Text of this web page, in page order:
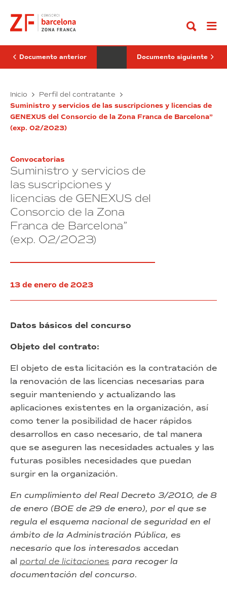
contenido
selección
de
personal
la
cobertura
de
empleo
público
en
el
Zona
Franca
Barcelona”
(exp.
01/2023)
Documento anterior
equipos
de
Consorcio
de
la
03/2023)
Documento siguiente
Inicio Perfil del contratante
Suministro y servicios de las suscripciones y licencias de
GENEXUS del Consorcio de la Zona Franca de Barcelona”
(exp. 02/2023)
Convocatorias
Suministro y servicios de
las suscripciones y
licencias de GENEXUS del
Consorcio de la Zona
Franca de Barcelona”
(exp. 02/2023)
13 de enero de 2023
Datos básicos del concurso
Objeto del contrato:
El objeto de esta licitación es la contratación de
la renovación de las licencias necesarias para
seguir manteniendo y actualizando las
aplicaciones existentes en la organización, así
como tener la posibilidad de hacer rápidos
desarrollos en caso necesario, de tal manera
que se aseguren las necesidades actuales y las
futuras posibles necesidades que puedan
surgir en la organización.
En cumplimiento del Real Decreto 3/2010, de 8
de enero (BOE de 29 de enero), por el que se
regula el esquema nacional de seguridad en el
ámbito de la Administración Pública, es
necesario que los interesados accedan
al portal de licitaciones para recoger la
documentación del concurso.
de
selección
de
personal
cobertura
de
puestos
según
oferta
de
empleo
público
en
Consorcio
la
Franca
Barcelona”
01/2023)
mantenimiento
y
impresión
J750
Franca
03/2023)